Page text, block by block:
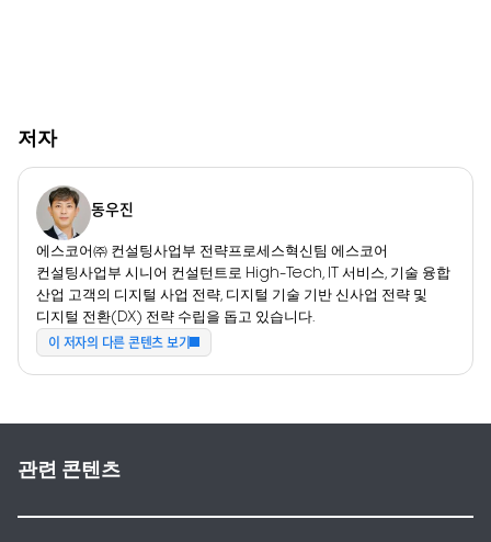
저자
동우진
에스코어㈜ 컨설팅사업부 전략프로세스혁신팀 에스코어
컨설팅사업부 시니어 컨설턴트로 High-Tech, IT 서비스, 기술 융합
산업 고객의 디지털 사업 전략, 디지털 기술 기반 신사업 전략 및
디지털 전환(DX) 전략 수립을 돕고 있습니다.
이 저자의 다른 콘텐츠 보기
관련 콘텐츠